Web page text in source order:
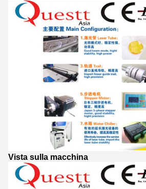
Vista sulla macchina